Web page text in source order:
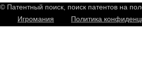
© Патентный поиск, поиск патентов на
Игромания
Политика